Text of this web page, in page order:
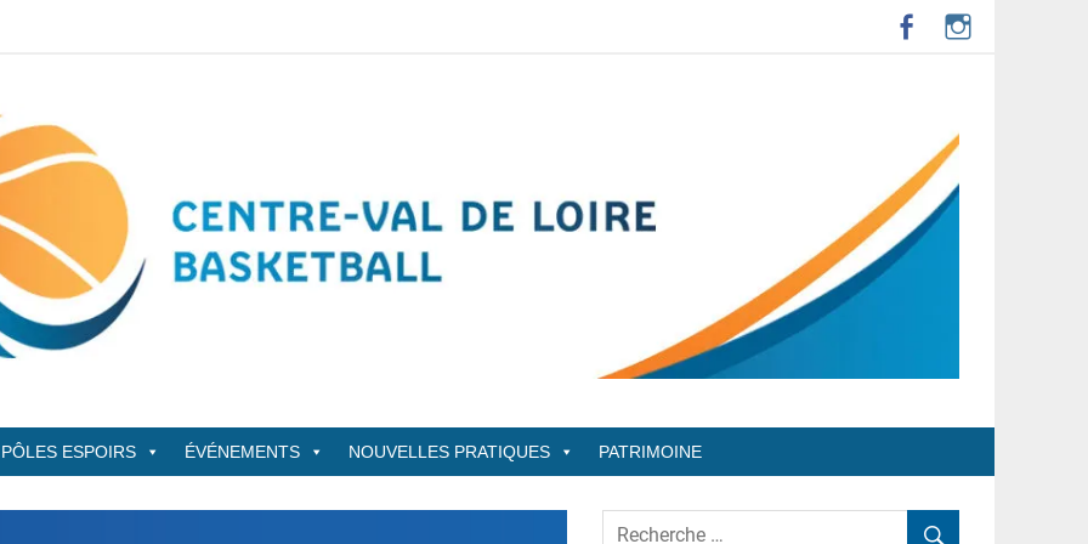
PÔLES ESPOIRS ÉVÉNEMENTS NOUVELLES PRATIQUES PATRIMOINE